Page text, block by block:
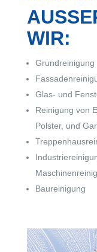
IR:
Grundreinigung
Glas- und
Reinigung von
Polster, und
Baureinigung